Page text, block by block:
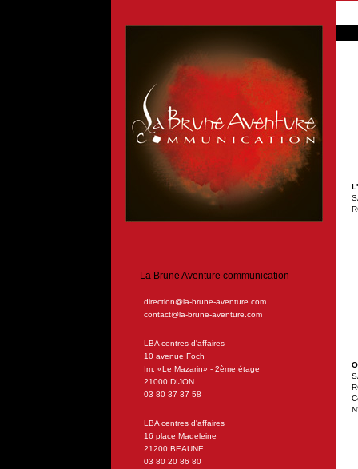
La Brune Aventure communication
direction@la-brune-aventure.com
contact@la-brune-aventure.com
LBA centres d'affaires
10 avenue Foch
Im. «Le Mazarin» - 2ème étage
21000 DIJON
03 80 37 37 58
LBA centres d'affaires
16 place Madeleine
21200 BEAUNE
03 80 20 86 80